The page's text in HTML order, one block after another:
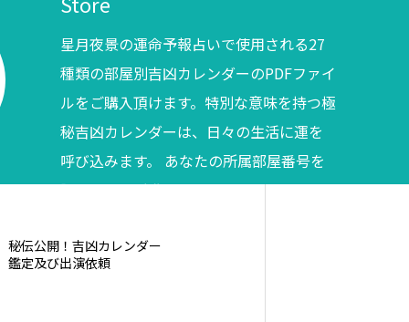
星月夜景の運命予報占いで使用される27
種類の部屋別吉凶カレンダーのPDFファイ
ルをご購入頂けます。特別な意味を持つ極
秘吉凶カレンダーは、日々の生活に運を
呼び込みます。 あなたの所属部屋番号を
調べてからご購入ください。
秘伝公開！吉凶カレンダー
鑑定及び出演依頼